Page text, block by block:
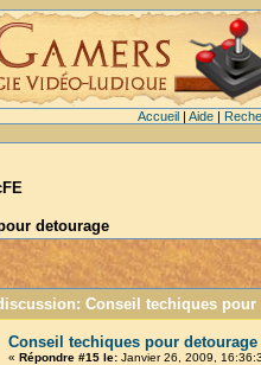
Accueil| Aide|
detourage
Conseil techiques
Conseil techiques pour detourage
« Répondre #15 le:Janvier 26, 2009,